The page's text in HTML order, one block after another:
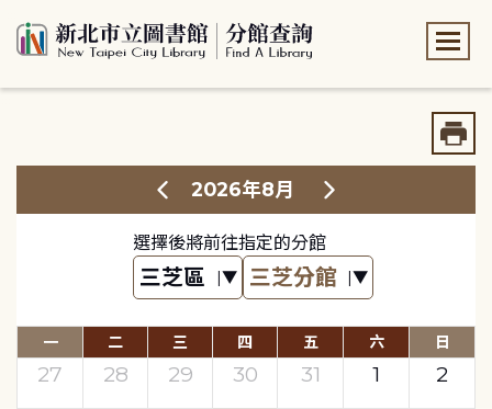
2026年8月
選擇後將前往指定的分館
一 二 三 四 五 六 日
27 28 29 30 31 1
2